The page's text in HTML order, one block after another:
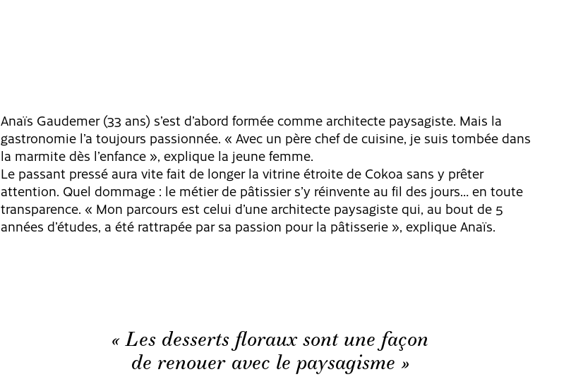
Anaïs Gaudemer (33 ans) s’est d’abord formée comme architecte paysagiste. Mais la
gastronomie l’a toujours passionnée. « Avec un père chef de cuisine, je suis tombée dans
la marmite dès l’enfance », explique la jeune femme.
Le passant pressé aura vite fait de longer la vitrine étroite de Cokoa sans y prêter
attention. Quel dommage : le métier de pâtissier s’y réinvente au fil des jours… en toute
transparence. « Mon parcours est celui d’une architecte paysagiste qui, au bout de 5
années d’études, a été rattrapée par sa passion pour la pâtisserie », explique Anaïs.
« Les desserts floraux sont une façon
de renouer avec le paysagisme »